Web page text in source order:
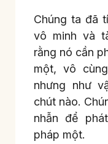
Chúng ta đã
vô minh và
rằng nó cần
một, vô
nhưng như
chút nào.
nhẫn để
pháp một.